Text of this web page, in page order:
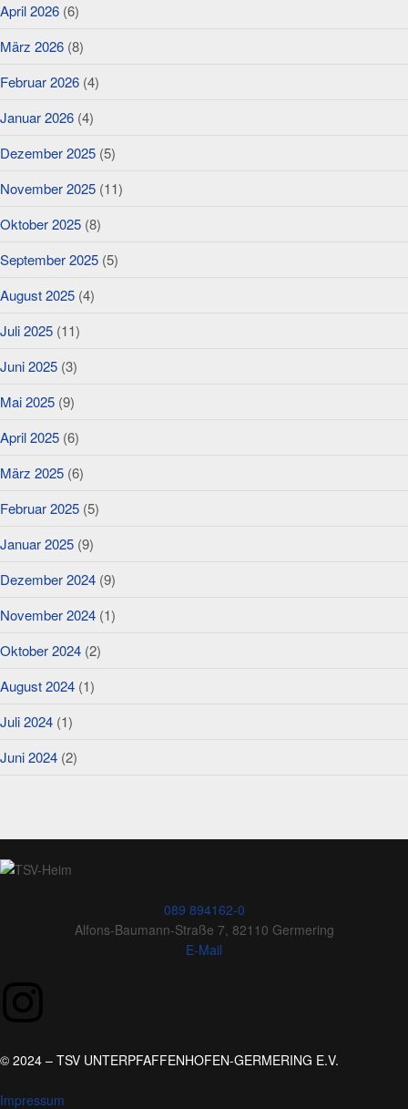
April 2026 (6)
März 2026 (8)
Februar 2026 (4)
Januar 2026 (4)
Dezember 2025 (5)
November 2025 (11)
Oktober 2025 (8)
September 2025 (5)
August 2025 (4)
Juli 2025 (11)
Juni 2025 (3)
Mai 2025 (9)
April 2025 (6)
März 2025 (6)
Februar 2025 (5)
Januar 2025 (9)
Dezember 2024 (9)
November 2024 (1)
Oktober 2024 (2)
August 2024 (1)
Juli 2024 (1)
Juni 2024 (2)
089 894162-0
Alfons-Baumann-Straße 7, 82110 Germering
E-Mail
© 2024 – TSV UNTERPFAFFENHOFEN-GERMERING E.V.
Impressum